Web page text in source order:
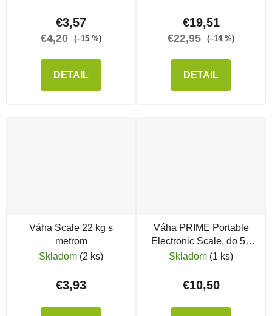
€3,57
€4,20 (–15 %)
DETAIL
€19,51
€22,95 (–14 %)
DETAIL
Váha Scale 22 kg s
metrom
Skladom (2 ks)
€3,93
Váha PRIME Portable
Electronic Scale, do 50
kg
Skladom (1 ks)
€10,50